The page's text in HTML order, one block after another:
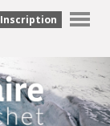
Inscription